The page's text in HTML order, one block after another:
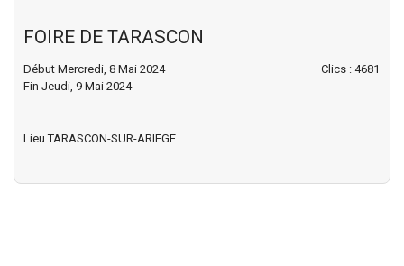
FOIRE DE TARASCON
Début Mercredi, 8 Mai 2024
Fin Jeudi, 9 Mai 2024
Clics : 4681
LieuTARASCON-SUR-ARIEGE